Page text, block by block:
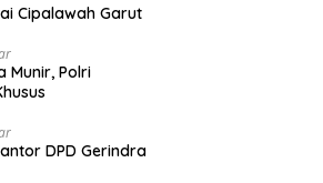
Cipalawah Garut
Munir, Polri
DPD Gerindra